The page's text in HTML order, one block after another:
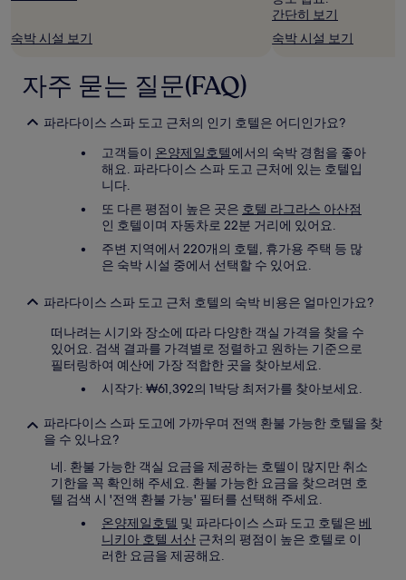
약
이
적
될
숙박 시설 보기
간단히 보기
숙박 시설 보기
자주 묻는 질문(FAQ)
파라다이스 스파 도고 근처의 인기 호텔은 어디인가요?
고객들이 온양제일호텔에서의 숙박 경험을 좋아
해요. 파라다이스 스파 도고 근처에 있는 호텔입
니다.
또 다른 평점이 높은 곳은 호텔 라그라스 아산점
인 호텔이며 자동차로 22분 거리에 있어요.
주변 지역에서 220개의 호텔, 휴가용 주택 등 많
은 숙박 시설 중에서 선택할 수 있어요.
파라다이스 스파 도고 근처 호텔의 숙박 비용은 얼마인가요?
떠나려는 시기와 장소에 따라 다양한 객실 가격을 찾을 수
있어요. 검색 결과를 가격별로 정렬하고 원하는 기준으로
필터링하여 예산에 가장 적합한 곳을 찾아보세요.
시작가: ₩61,392의 1박당 최저가를 찾아보세요.
파라다이스 스파 도고에 가까우며 전액 환불 가능한 호텔을 찾
을 수 있나요?
네. 환불 가능한 객실 요금을 제공하는 호텔이 많지만 취소
기한을 꼭 확인해 주세요. 환불 가능한 요금을 찾으려면 호
텔 검색 시 '전액 환불 가능' 필터를 선택해 주세요.
온양제일호텔 및 파라다이스 스파 도고 호텔은 베
니키아 호텔 서산 근처의 평점이 높은 호텔로 이
러한 요금을 제공해요.